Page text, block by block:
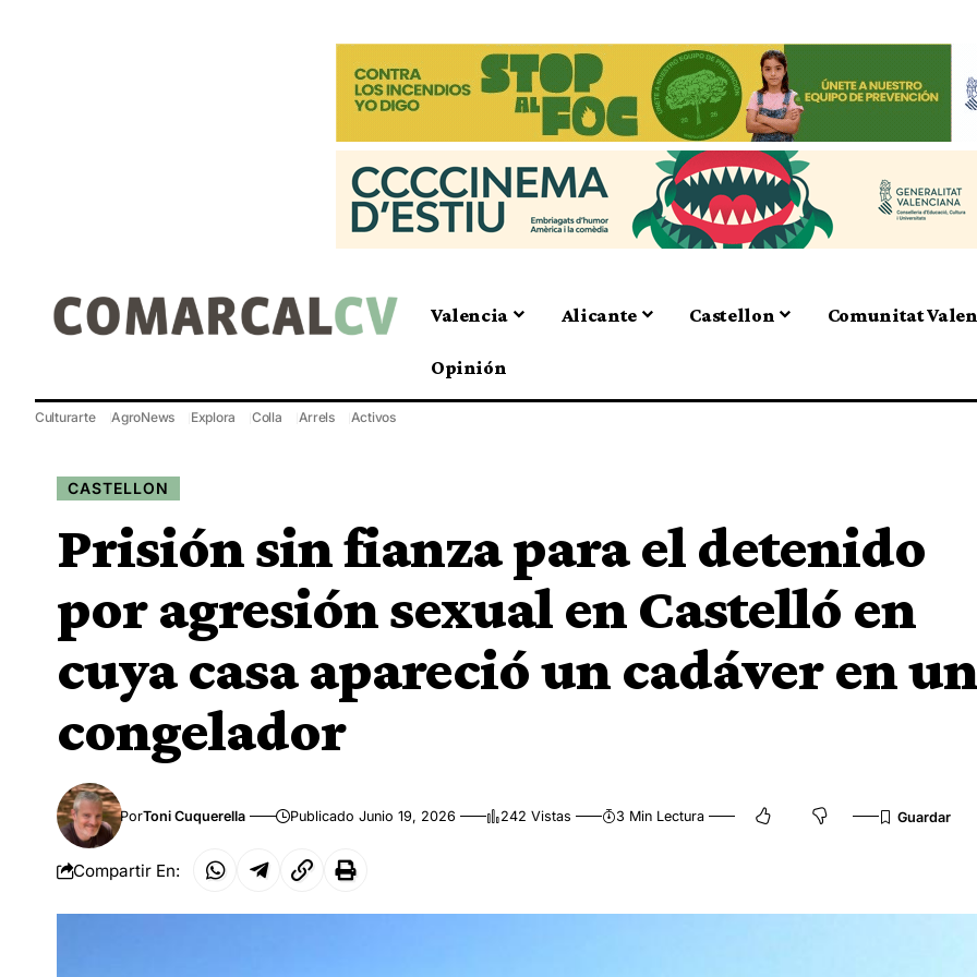
Valencia Alicante Castellon Comunitat
Opinión
Culturarte AgroNews Explora Colla Arrels Activos
CASTELLON
Prisión sin fianza para el detenido
por agresión sexual en Castelló en
cuya casa apareció un cadáver en un
congelador
PorToni Cuquerella Publicado Junio 19, 2026 242 Vistas 3 Min Lectura
Compartir En: